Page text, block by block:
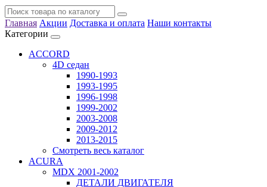
Главная Акции Доставка и оплата Наши контакты
Категории
ACCORD
4D седан
1990-1993
1993-1995
1996-1998
1999-2002
2003-2008
2009-2012
2013-2015
Смотреть весь каталог
ACURA
MDX 2001-2002
ДЕТАЛИ ДВИГАТЕЛЯ